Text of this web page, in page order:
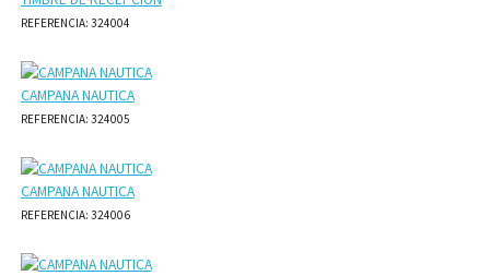
REFERENCIA: 324004
CAMPANA NAUTICA
REFERENCIA: 324005
CAMPANA NAUTICA
REFERENCIA: 324006